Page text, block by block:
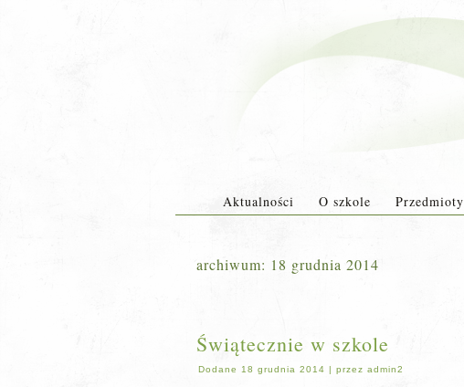
Aktualności O szkole Przedmioty
archiwum: 18 grudnia 2014
Świątecznie w szkole
Dodane 18 grudnia 2014 | przez admin2